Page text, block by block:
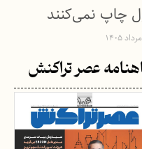
چاپ نمی‌کنند
عصر تراکنش